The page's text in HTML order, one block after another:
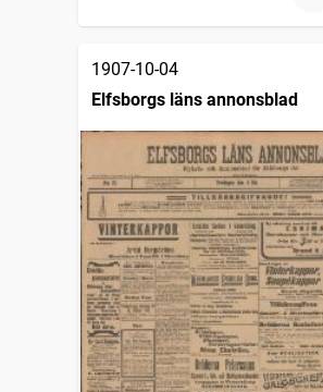
1907-10-04
Elfsborgs läns annonsblad